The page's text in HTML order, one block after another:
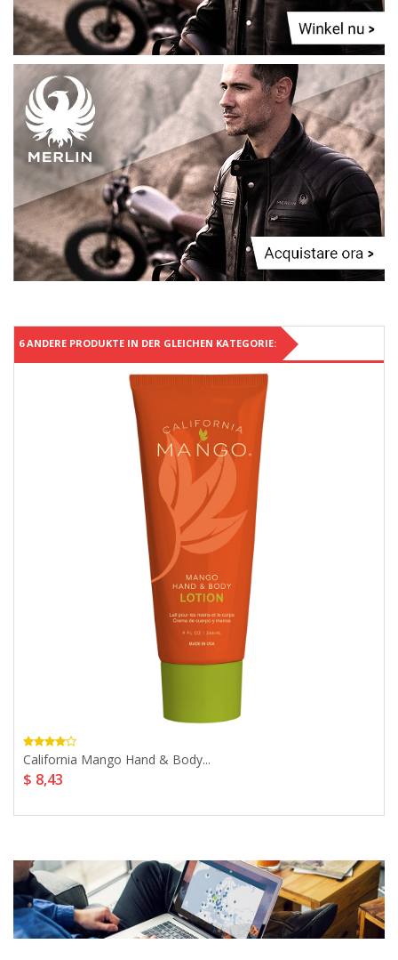
6 ANDERE PRODUKTE IN DER GLEICHEN KATEGORIE:
California Mango Hand & Body...
$ 8,43